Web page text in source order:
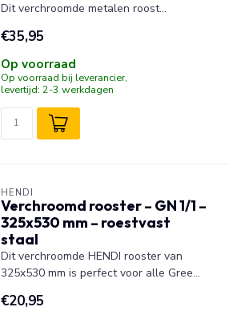
Dit verchroomde metalen roost...
€35,95
Op voorraad
Op voorraad bij leverancier,
levertijd: 2-3 werkdagen
HENDI
Verchroomd rooster – GN 1/1 –
325x530 mm – roestvast
staal
Dit verchroomde HENDI rooster van
325x530 mm is perfect voor alle Gree...
€20,95